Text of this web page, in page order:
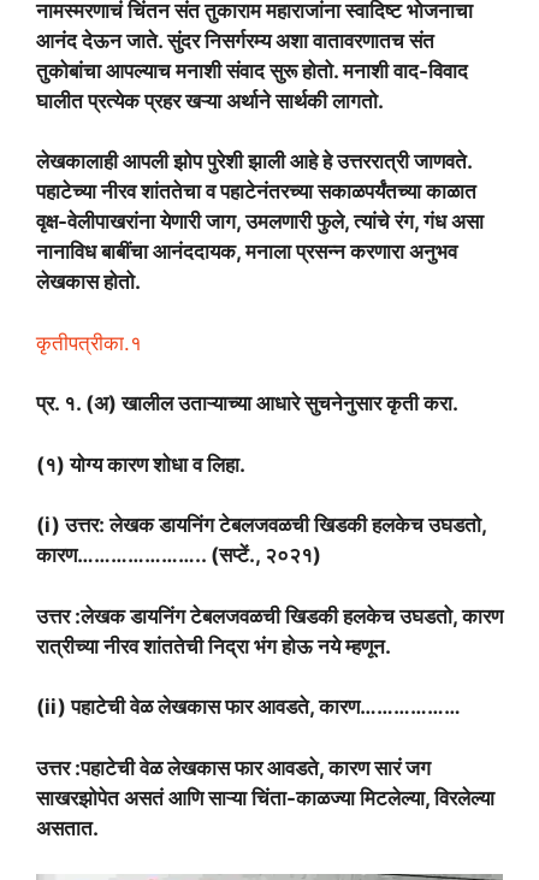
नामस्मरणाचं चिंतन संत तुकाराम महाराजांना स्वादिष्ट भोजनाचा
आनंद देऊन जाते. सुंदर निसर्गरम्य अशा वातावरणातच संत
तुकोबांचा आपल्याच मनाशी संवाद सुरू होतो. मनाशी वाद-विवाद
घालीत प्रत्येक प्रहर खऱ्या अर्थाने सार्थकी लागतो.
लेखकालाही आपली झोप पुरेशी झाली आहे हे उत्तररात्री जाणवते.
पहाटेच्या नीरव शांततेचा व पहाटेनंतरच्या सकाळपर्यंतच्या काळात
वृक्ष-वेलीपाखरांना येणारी जाग, उमलणारी फुले, त्यांचे रंग, गंध असा
नानाविध बाबींचा आनंददायक, मनाला प्रसन्न करणारा अनुभव
लेखकास होतो.
कृतीपत्रीका.१
प्र. १. (अ) खालील उताऱ्याच्या आधारे सुचनेनुसार कृती करा.
(१) योग्य कारण शोधा व लिहा.
(i) उत्तर: लेखक डायनिंग टेबलजवळची खिडकी हलकेच उघडतो,
कारण………………….. (सप्टें., २०२१)
उत्तर :लेखक डायनिंग टेबलजवळची खिडकी हलकेच उघडतो, कारण
रात्रीच्या नीरव शांततेची निद्रा भंग होऊ नये म्हणून.
(ii) पहाटेची वेळ लेखकास फार आवडते, कारण………………
उत्तर :पहाटेची वेळ लेखकास फार आवडते, कारण सारं जग
साखरझोपेत असतं आणि साऱ्या चिंता-काळज्या मिटलेल्या, विरलेल्या
असतात.